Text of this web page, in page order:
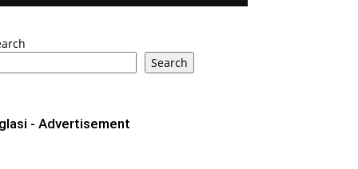
Search
- Advertisement